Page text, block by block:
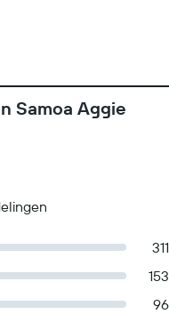
Samoa Aggie
311
153
96